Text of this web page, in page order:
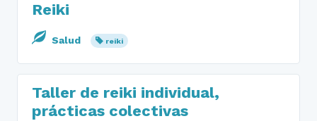
Reiki
Salud reiki
Taller de reiki individual,
prácticas colectivas